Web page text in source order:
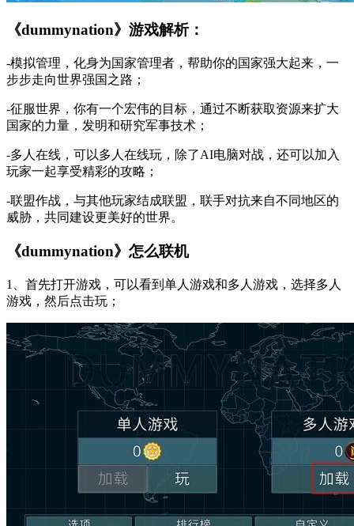
《dummynation》游戏解析：
-模拟管理，化身为国家管理者，帮助你的国家强大起来，一
步步走向世界强国之路；
-征服世界，你有一个宏伟的目标，通过不断获取资源来扩大
国家的力量，发明和研究军事技术；
-多人在线，可以多人在线玩，除了AI电脑对战，还可以加入
玩家一起享受精彩的攻略；
-联盟作战，与其他玩家结成联盟，联手对抗来自不同地区的
威胁，共同建设更美好的世界。
《dummynation》怎么联机
1、首先打开游戏，可以看到单人游戏和多人游戏，选择多人
游戏，然后点击玩；